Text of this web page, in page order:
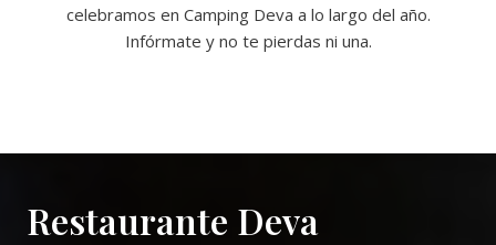
celebramos en Camping Deva a lo largo del año.
Infórmate y no te pierdas ni una.
Restaurante Deva